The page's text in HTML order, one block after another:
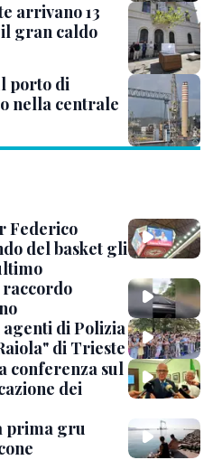
arrivano 13
gran caldo
porto di
nella centrale
Federico
del basket gli
di Polizia
di Trieste
conferenza sul
dei
prima gru